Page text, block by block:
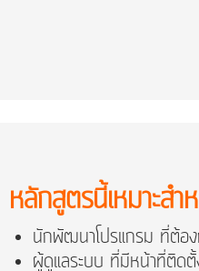
หลักสูตรนี้เหมาะสำ
นักพัฒนาโปรแกรม ที่ต้อ
ผู้ดูแลระบบ ที่มีหน้าที่ติด